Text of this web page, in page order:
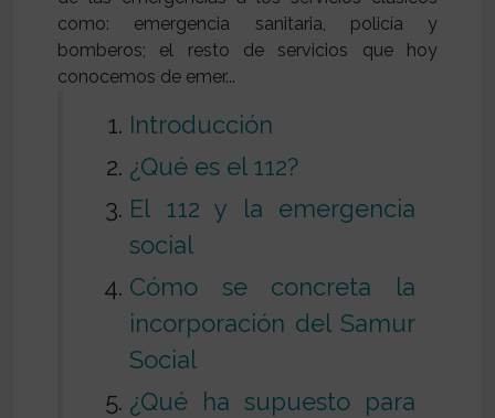
como: emergencia sanitaria, policía y
bomberos; el resto de servicios que hoy
Introducción
¿Qué es el 112?
El 112 y la emergencia
social
Cómo se concreta la
incorporación del Samur
Social
¿Qué ha supuesto para